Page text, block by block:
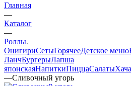
Главная
—
Каталог
—
Роллы
ОнигириСетыГорячееДетское меню
ЛанчБургерыЛапша
японскаяНапиткиПиццаСалаты
—Сливочный угорь